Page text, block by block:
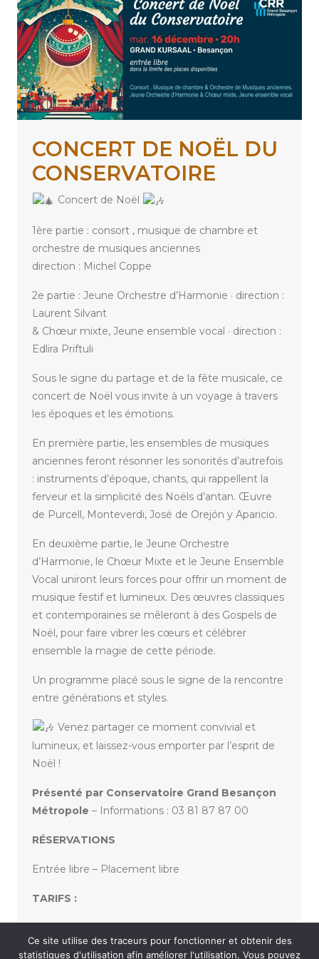
CONCERT DE NOËL DU
CONSERVATOIRE
Concert de Noël
1ère partie : consort , musique de chambre et
orchestre de musiques anciennes
direction : Michel Coppe
2e partie : Jeune Orchestre d’Harmonie · direction :
Laurent Silvant
& Chœur mixte, Jeune ensemble vocal · direction :
Edlira Priftuli
Sous le signe du partage et de la fête musicale, ce
concert de Noël vous invite à un voyage à travers
les époques et les émotions.
En première partie, les ensembles de musiques
anciennes feront résonner les sonorités d’autrefois
: instruments d’époque, chants, qui rappellent la
ferveur et la simplicité des Noëls d’antan. Œuvre
de Purcell, Monteverdi, José de Orejón y Aparicio.
En deuxième partie, le Jeune Orchestre
d’Harmonie, le Chœur Mixte et le Jeune Ensemble
Vocal uniront leurs forces pour offrir un moment de
musique festif et lumineux. Des œuvres classiques
et contemporaines se mêleront à des Gospels de
Noël, pour faire vibrer les cœurs et célébrer
ensemble la magie de cette période.
Un programme placé sous le signe de la rencontre
entre générations et styles.
Venez partager ce moment convivial et
lumineux, et laissez-vous emporter par l’esprit de
Noël !
Présenté par Conservatoire Grand Besançon
Métropole – Informations : 03 81 87 87 00
RÉSERVATIONS
Entrée libre – Placement libre
TARIFS :
Ce site utilise des traceurs pour fonctionner et obtenir des
statistiques d'utilisation afin améliorer l'utilisation. Vous pouvez